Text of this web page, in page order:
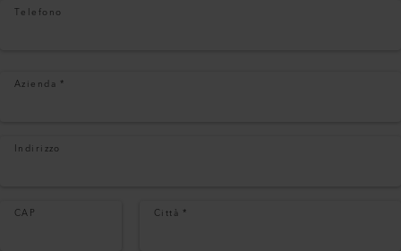
Telefono
Azienda *
Indirizzo
CAP Città *